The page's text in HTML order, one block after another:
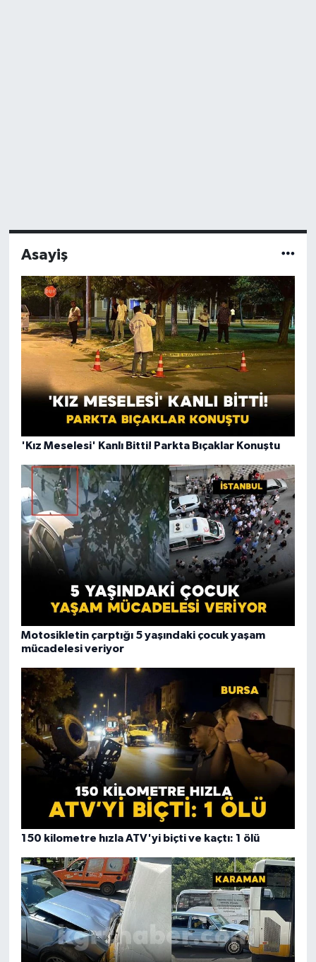
Asayiş
'Kız Meselesi' Kanlı Bitti! Parkta Bıçaklar Konuştu
Motosikletin çarptığı 5 yaşındaki çocuk yaşam
mücadelesi veriyor
150 kilometre hızla ATV'yi biçti ve kaçtı: 1 ölü